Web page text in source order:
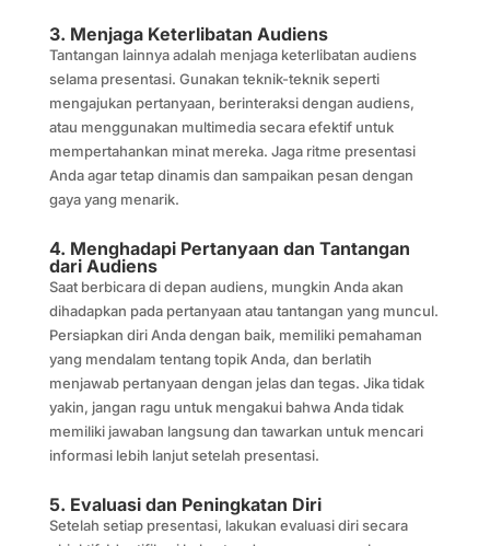
3. Menjaga Keterlibatan Audiens
Tantangan lainnya adalah menjaga keterlibatan audiens
selama presentasi. Gunakan teknik-teknik seperti
mengajukan pertanyaan, berinteraksi dengan audiens,
atau menggunakan multimedia secara efektif untuk
mempertahankan minat mereka. Jaga ritme presentasi
Anda agar tetap dinamis dan sampaikan pesan dengan
gaya yang menarik.
4. Menghadapi Pertanyaan dan Tantangan
dari Audiens
Saat berbicara di depan audiens, mungkin Anda akan
dihadapkan pada pertanyaan atau tantangan yang muncul.
Persiapkan diri Anda dengan baik, memiliki pemahaman
yang mendalam tentang topik Anda, dan berlatih
menjawab pertanyaan dengan jelas dan tegas. Jika tidak
yakin, jangan ragu untuk mengakui bahwa Anda tidak
memiliki jawaban langsung dan tawarkan untuk mencari
informasi lebih lanjut setelah presentasi.
5. Evaluasi dan Peningkatan Diri
Setelah setiap presentasi, lakukan evaluasi diri secara